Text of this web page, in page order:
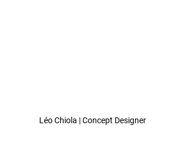
Léo Chiola | Concept Designer